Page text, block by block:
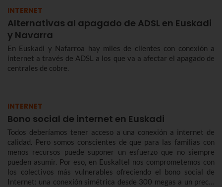
INTERNET
Alternativas al apagado de ADSL en Euskadi
y Navarra
En Euskadi y Nafarroa hay miles de clientes con conexión a
internet a través de ADSL a los que va a afectar el apagado de
centrales de cobre.
INTERNET
Bono social de internet en Euskadi
Todos deberíamos tener acceso a una conexión a internet de
calidad. Pero somos conscientes de que para las familias con
menos recursos puede suponer un esfuerzo que no siempre
pueden asumir. Por eso, en Euskaltel nos comprometemos con
los colectivos más vulnerables ofreciendo el bono social de
Internet: una conexión simétrica desde 300 megas a un precio